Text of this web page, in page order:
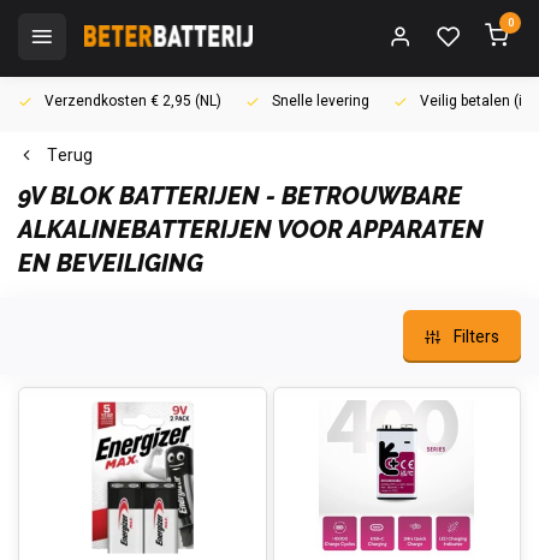
0
Verzendkosten € 2,95 (NL) Snelle levering Veilig betalen
Terug
9V BLOK BATTERIJEN - BETROUWBARE
ALKALINEBATTERIJEN VOOR APPARATEN
EN BEVEILIGING
Filters